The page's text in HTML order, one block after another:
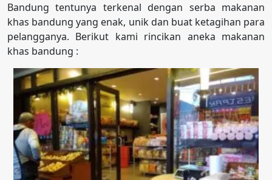
Bandung tentunya terkenal dengan serba makanan
khas bandung yang enak, unik dan buat ketagihan para
pelangganya. Berikut kami rincikan aneka makanan
khas bandung :